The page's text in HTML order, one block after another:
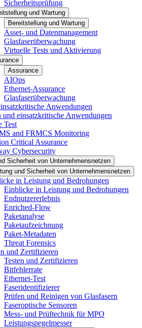
Sicherheitsprüfung
und Wartung
Bereitstellung und Wartung
Asset- und Datenmanagement
Glasfaserüberwachung
Virtuelle Tests und Aktivierung
Assurance
AIOps
Ethernet-Assurance
Glasfaserüberwachung
Anwendungen
und einsatzkritische Anwendungen
Test
and FRMCS Monitoring
Critical Assurance
Cybersecurity
Sicherheit von Unternehmensnetzen
und Sicherheit von Unternehmensnetzen
in Leistung und Bedrohungen
Einblicke in Leistung und Bedrohungen
Endnutzererlebnis
Enriched-Flow
Paketanalyse
Paketaufzeichnung
Paket-Metadaten
Threat Forensics
und Zertifizieren
Testen und Zertifizieren
Bitfehlerrate
Ethernet-Test
Faseridentifizierer
Prüfen und Reinigen von Glasfasern
Faseroptische Sensoren
Mess- und Prüftechnik für MPO
Leistungspegelmesser